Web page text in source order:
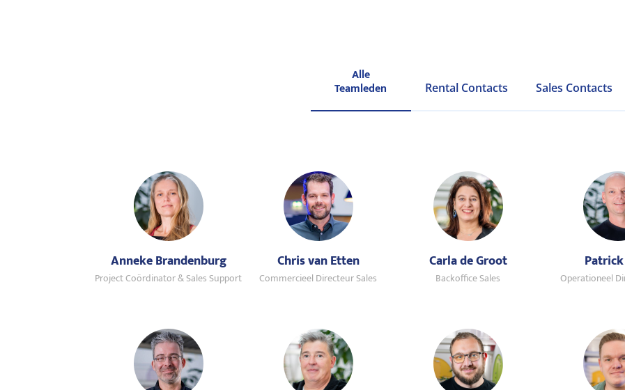
Alle
Teamleden Rental Contacts Sales Contacts
Anneke Brandenburg
Project Coördinator & Sales Support
Chris van Etten
Commercieel Directeur Sales
Carla de Groot
Backoffice Sales Operationeel